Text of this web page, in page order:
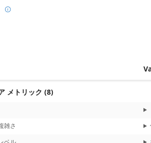
Base score metrics: 7.8 / Temporal score
メトリック (8)
雑さ